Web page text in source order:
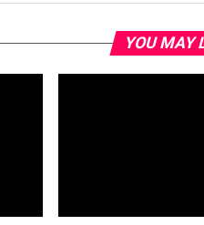
YOU MAY